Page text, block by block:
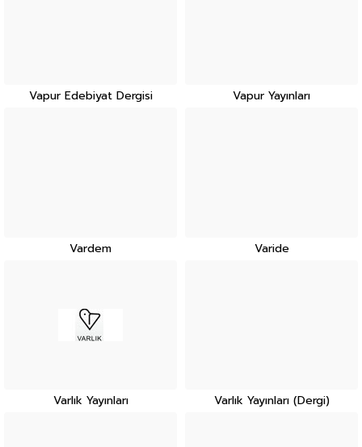
Vapur Edebiyat Dergisi Vapur Yayınları
Vardem Varide
Varlık Yayınları Varlık Yayınları (Dergi)